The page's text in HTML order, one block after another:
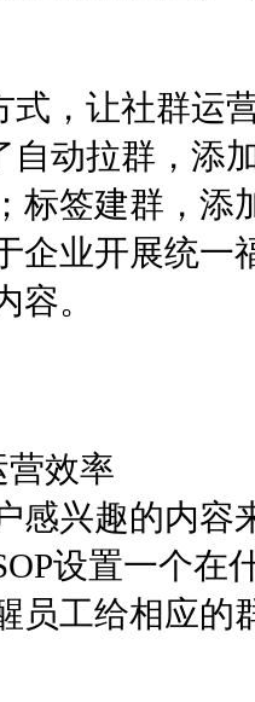
式，让社群运
自动拉群，添
标签建群，
企业开展统
容。
营效率
感兴趣的内容
设置一个在
员工给相应的